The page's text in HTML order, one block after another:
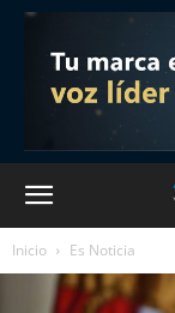
Inicio Es Noticia